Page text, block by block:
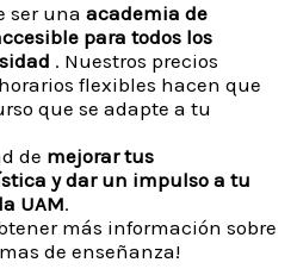
ser una academia de
para todos los
. Nuestros precios
flexibles hacen que
que se adapte a tu
de mejorar tus
y dar un impulso a tu
UAM.
más información sobre
de enseñanza!